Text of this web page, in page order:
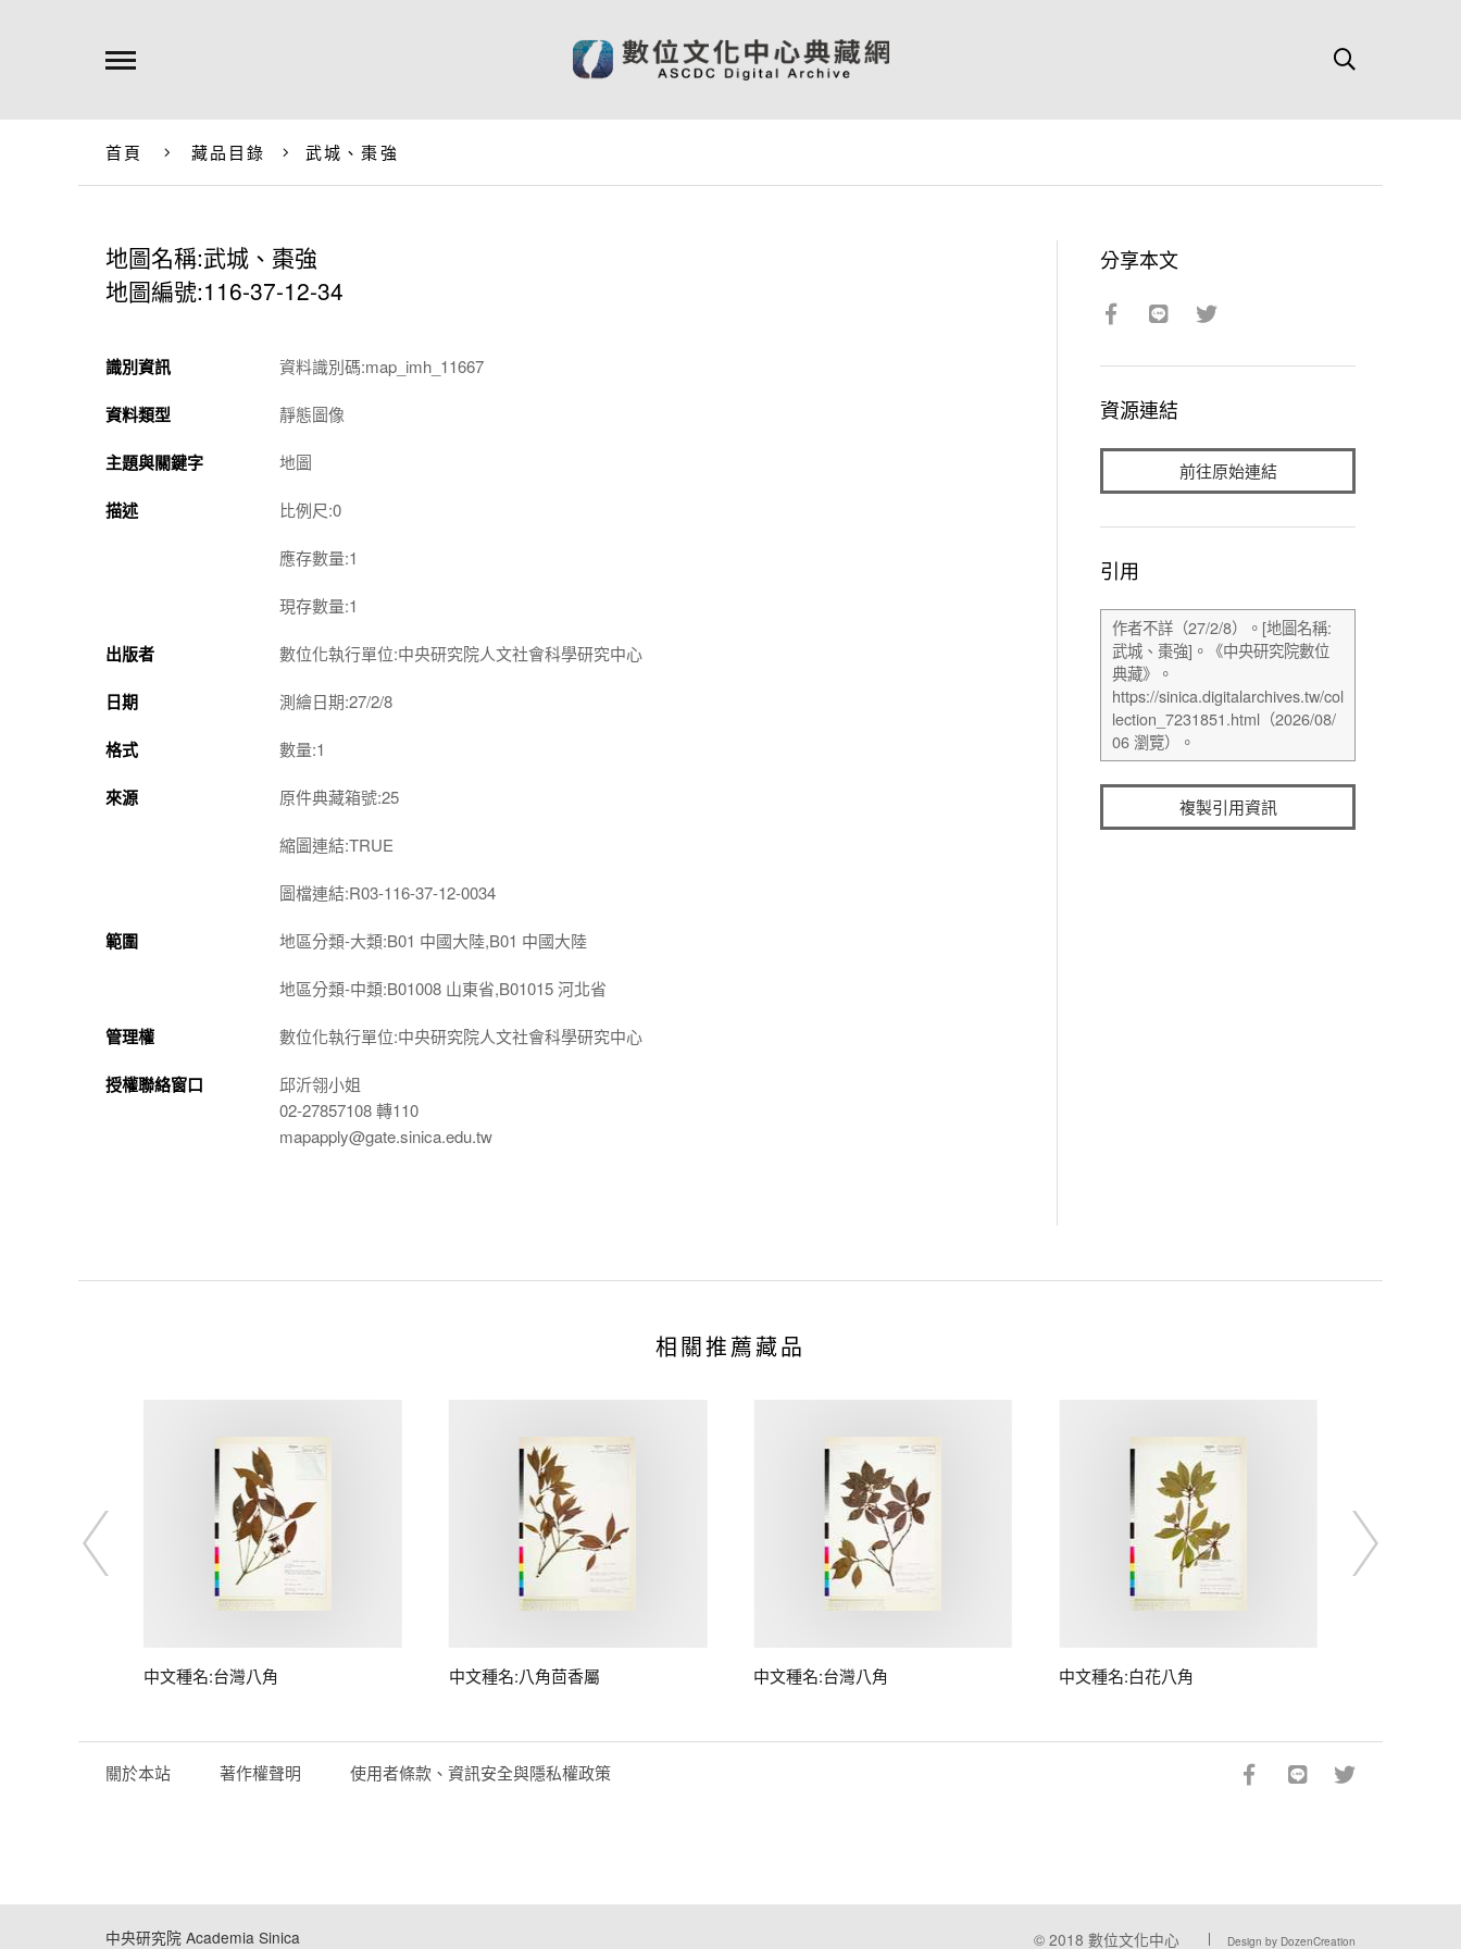
首頁 藏品目錄 武城、棗強
地圖名稱:武城、棗強
地圖編號:116-37-12-34
識別資訊 資料識別碼:map_imh_11667
資料類型 靜態圖像
主題與關鍵字 地圖
描述 比例尺:0
應存數量:1
現存數量:1
出版者 數位化執行單位:中央研究院人文社會科學研究中心
日期 測繪日期:27/2/8
格式 數量:1
來源 原件典藏箱號:25
縮圖連結:TRUE
圖檔連結:R03-116-37-12-0034
範圍 地區分類-大類:B01 中國大陸,B01 中國大陸
地區分類-中類:B01008 山東省,B01015 河北省
管理權 數位化執行單位:中央研究院人文社會科學研究中心
授權聯絡窗口
邱沂翎小姐
02-27857108 轉110
mapapply@gate.sinica.edu.tw
分享本文
資源連結
前往原始連結
引用
複製引用資訊
相關推薦藏品
中文種名:台灣八角 中文種名:八角茴香屬 中文種名:台灣八角 中文種名:白花八角
關於本站 著作權聲明 使用者條款、資訊安全與隱私權政策
中央研究院 Academia Sinica © 2018 數位文化中心 Design by DozenCreation